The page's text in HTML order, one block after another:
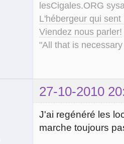
lesCigales.ORG
L'hébergeur qui
Viendez nous parler!
"All that is
27-10-2010
J'ai regénéré les
marche toujours